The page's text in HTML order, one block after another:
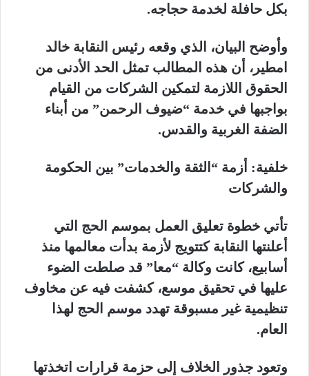
بكل حافلة لخدمة حجاجه.
وأوضح البيان، الذي وقعه رئيس النقابة خالد
امطير، أن هذه المطالب تمثل الحد الأدنى من
الحقوق اللازمة لتمكين الشركات من القيام
بواجبها في خدمة “ضيوف الرحمن” من أبناء
الضفة الغربية والقدس.
خلفية: أزمة “الثقة والخدمات” بين الحكومة
والشركات
تأتي خطوة تعليق العمل بموسم الحج التي
أعلنتها النقابة كتتويج لأزمة بدأت معالمها منذ
أسابيع، كانت وكالة “معا” قد صلطت الضوء
عليها في تحقيق موسع، كشفت فيه عن مخاوف
تنظيمية غير مسبوقة تهدد موسم الحج لهذا
العام.
وتعود جذور الخلاف إلى حزمة قرارات اتخذتها